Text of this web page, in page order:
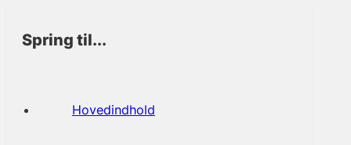
Spring til...
Hovedindhold